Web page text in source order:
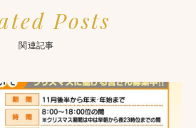
Posts
関連記事